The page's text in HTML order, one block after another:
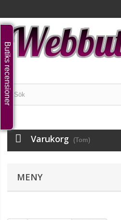
Varukorg (Tom)
MENY
Butiks recensioner